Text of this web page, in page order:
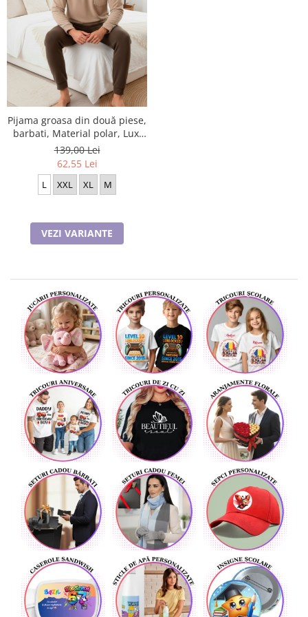
Pijama groasa din două piese,
barbati, Material polar, Lux,
BakI91 100%micro
139,00 Lei
62,55 Lei
L XXL XL M
VEZI VARIANTE